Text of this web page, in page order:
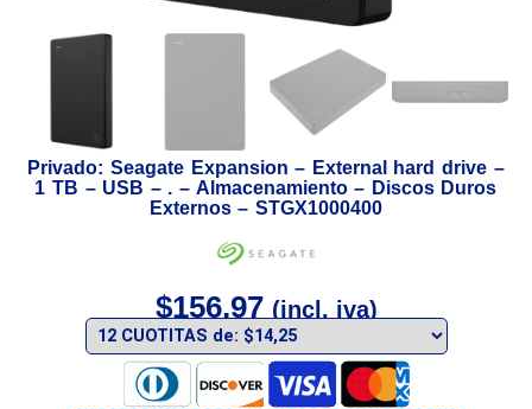
Privado: Seagate Expansion – External hard drive –
1 TB – USB – . – Almacenamiento – Discos Duros
Externos – STGX1000400
$156,97 (incl. iva)